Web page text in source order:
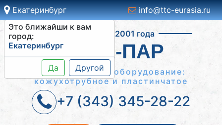
Екатеринбург
Это ближайши к вам
город:
Екатеринбург
Да Другой
info@ttc-eurasia.ru
Работаем с 2001 года
ВОДА-ПАР
Теплообменное оборудование:
кожухотрубное и пластинчатое
+7 (343) 345-28-22